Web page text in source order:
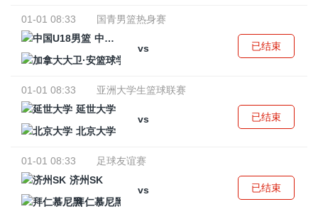
01-01 08:33
国青男篮热身赛
中国U18男篮
vs
已结束
01-01 08:33
亚洲大学生篮球联赛
延世大学
vs
北京大学
已结束
01-01 08:33
足球友谊赛
济州SK
vs
拜仁慕尼黑
已结束